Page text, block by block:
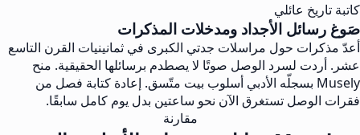
كاتبة تاريخ عائلي
صَوغ رسائل الأجداد ومدخلات المذكرات
أعدّ مذكرات حول مراسلات جدتي الكبرى في ثمانينيات القرن التاسع
عشر. أردت لسرد الوصل صوتًا لا يصطدم برسائلها الحقيقية. منح
Musely بسجلّه الأدبي أسلوب بيت متّسق. إعادة كتابة فصل من
فقرات الوصل تستغرق الآن نحو ساعتين بدل يوم كامل سابقًا.
مقارنة